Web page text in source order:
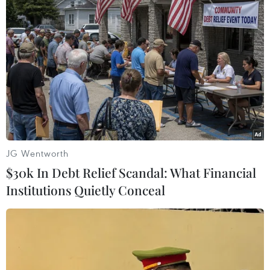
#Hy Lạp #Nợ công #Lao động
#Quốc hội
#Biểu tình
Hy Lạp Pháp
Theo dõi VietnamPlus
JG Wentworth
$30k In Debt Relief Scandal: What Financial
Institutions Quietly Conceal